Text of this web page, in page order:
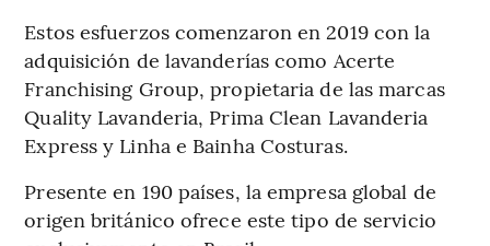
Estos esfuerzos comenzaron en 2019 con la
adquisición de lavanderías como Acerte
Franchising Group, propietaria de las marcas
Quality Lavanderia, Prima Clean Lavanderia
Express y Linha e Bainha Costuras.
Presente en 190 países, la empresa global de
origen británico ofrece este tipo de servicio